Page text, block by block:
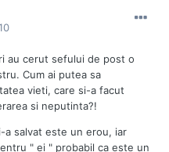
au cerut sefului de post o
Cum ai putea sa
vieti, care si-a facut
si neputinta?!
a salvat este un erou, iar
" ei " probabil ca este un